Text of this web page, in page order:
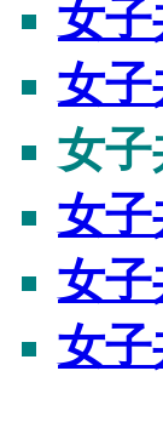
女
女
女
女
女子
女